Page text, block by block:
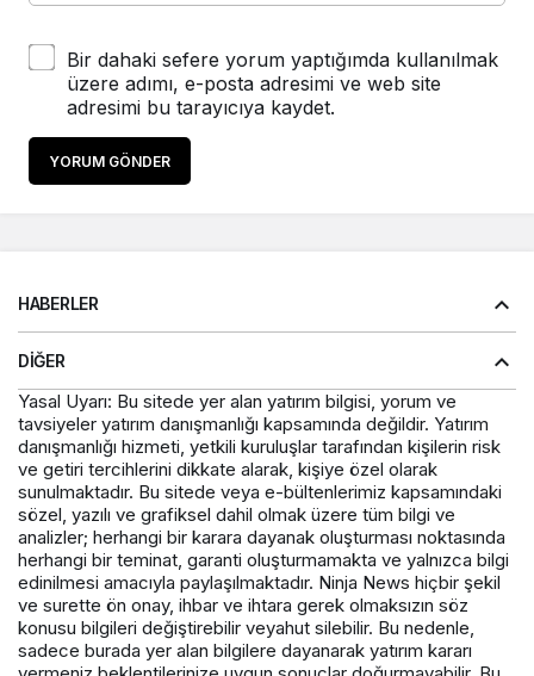
Bir dahaki sefere yorum yaptığımda kullanılmak
üzere adımı, e-posta adresimi ve web site
adresimi bu tarayıcıya kaydet.
YORUM GÖNDER
HABERLER
DIĞER
Yasal Uyarı: Bu sitede yer alan yatırım bilgisi, yorum ve
tavsiyeler yatırım danışmanlığı kapsamında değildir. Yatırım
danışmanlığı hizmeti, yetkili kuruluşlar tarafından kişilerin risk
ve getiri tercihlerini dikkate alarak, kişiye özel olarak
sunulmaktadır. Bu sitede veya e-bültenlerimiz kapsamındaki
sözel, yazılı ve grafiksel dahil olmak üzere tüm bilgi ve
analizler; herhangi bir karara dayanak oluşturması noktasında
herhangi bir teminat, garanti oluşturmamakta ve yalnızca bilgi
edinilmesi amacıyla paylaşılmaktadır. Ninja News hiçbir şekil
ve surette ön onay, ihbar ve ihtara gerek olmaksızın söz
konusu bilgileri değiştirebilir veyahut silebilir. Bu nedenle,
sadece burada yer alan bilgilere dayanarak yatırım kararı